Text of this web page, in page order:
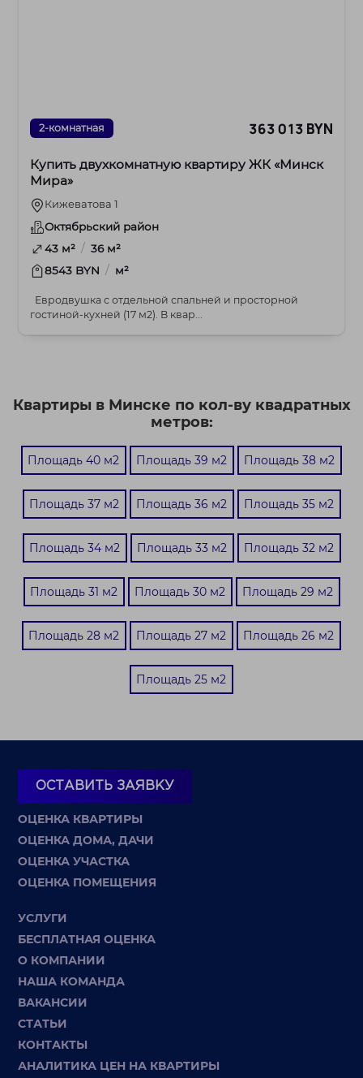
2-комнатная 363 013 BYN
Купить двухкомнатную квартиру ЖК «Минск
Мира»
Кижеватова 1
Октябрьский район
43 м² / 36 м²
8543 BYN / м²
Евродвушка с отдельной спальней и просторной
гостиной-кухней (17 м2). В квар...
Квартиры в Минске по кол-ву квадратных
метров:
Площадь 40 м2 Площадь 39 м2 Площадь 38 м2
Площадь 37 м2 Площадь 36 м2 Площадь 35 м2
Площадь 34 м2 Площадь 33 м2 Площадь 32 м2
Площадь 31 м2 Площадь 30 м2 Площадь 29 м2
Площадь 28 м2 Площадь 27 м2 Площадь 26 м2
Площадь 25 м2
ОСТАВИТЬ ЗАЯВКУ
ОЦЕНКА КВАРТИРЫ
ОЦЕНКА ДОМА, ДАЧИ
ОЦЕНКА УЧАСТКА
ОЦЕНКА ПОМЕЩЕНИЯ
УСЛУГИ
БЕСПЛАТНАЯ ОЦЕНКА
О КОМПАНИИ
НАША КОМАНДА
ВАКАНСИИ
СТАТЬИ
КОНТАКТЫ
АНАЛИТИКА ЦЕН НА КВАРТИРЫ